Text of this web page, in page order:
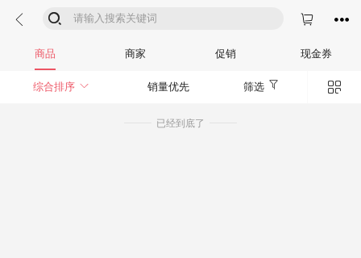
  

商品 商家 促销 现金券
综合排序  销量优先 筛选 
已经到底了